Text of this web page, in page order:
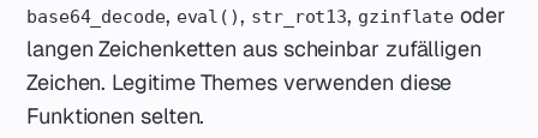
base64_decode, eval(), str_rot13, gzinflate oder
langen Zeichenketten aus scheinbar zufälligen
Zeichen. Legitime Themes verwenden diese
Funktionen selten.